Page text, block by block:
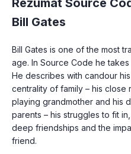
Rezumat Source
Bill Gates
Bill Gates is one of the most
age. In Source Code he
He describes with candour
centrality of family – his close
playing grandmother and his
parents – his struggles to fit
deep friendships and the
friend.